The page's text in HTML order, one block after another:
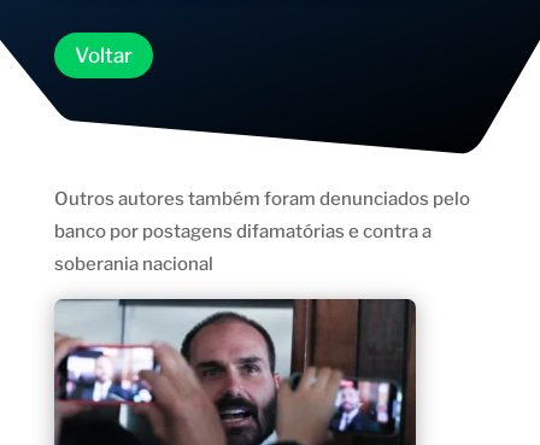
Voltar
Outros autores também foram denunciados pelo
banco por postagens difamatórias e contra a
soberania nacional